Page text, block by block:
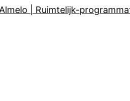
Almelo | Ruimtelijk-